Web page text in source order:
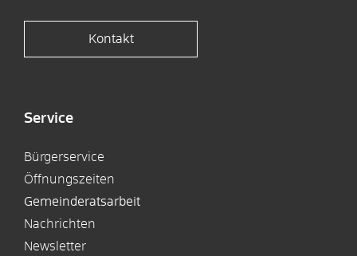
Kontakt
Service
Bürgerservice
Öffnungszeiten
Gemeinderatsarbeit
Nachrichten
Newsletter